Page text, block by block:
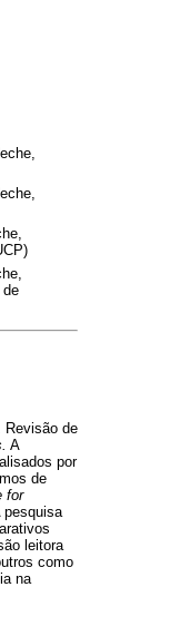
de
Revisão de
A
por
de
for
pesquisa
leitora
como
na